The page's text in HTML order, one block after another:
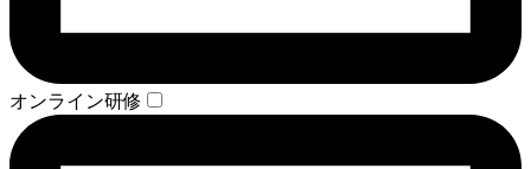
オンライン研修